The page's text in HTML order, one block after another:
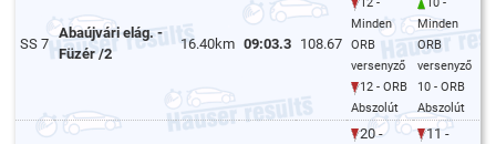
SS 7
Abaújvári elág. -
Füzér /2
16.40km 09:03.3 108.67
12 -
Minden
ORB
versenyző
12 - ORB
Abszolút
10 -
Minden
ORB
versenyző
10 - ORB
Abszolút
20 - 11 -